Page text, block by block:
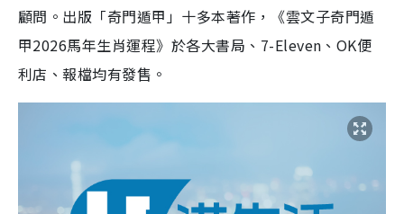
顧問。出版「奇門遁甲」十多本著作，《雲文子奇門遁
甲2026馬年生肖運程》於各大書局、7-Eleven、OK便
利店、報檔均有發售。